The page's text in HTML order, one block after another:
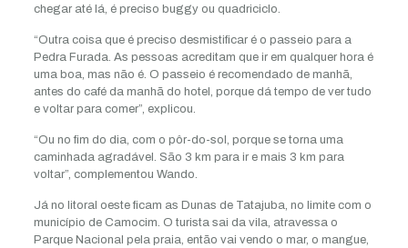
chegar até lá, é preciso buggy ou quadriciclo.
“Outra coisa que é preciso desmistificar é o passeio para a
Pedra Furada. As pessoas acreditam que ir em qualquer hora é
uma boa, mas não é. O passeio é recomendado de manhã,
antes do café da manhã do hotel, porque dá tempo de ver tudo
e voltar para comer”, explicou.
“Ou no fim do dia, com o pôr-do-sol, porque se torna uma
caminhada agradável. São 3 km para ir e mais 3 km para
voltar”, complementou Wando.
Já no litoral oeste ficam as Dunas de Tatajuba, no limite com o
município de Camocim. O turista sai da vila, atravessa o
Parque Nacional pela praia, então vai vendo o mar, o mangue,